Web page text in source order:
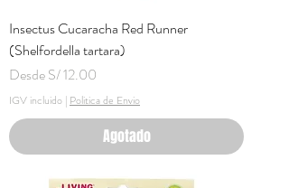
Insectus Cucaracha Red Runner
(Shelfordella tartara)
DesdeS/ 12.00
Precio de oferta
IGV incluido | Politica de Envio
Agotado